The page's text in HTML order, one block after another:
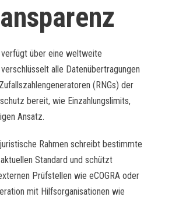
über eine weltweite
alle Datenübertragungen
(RNGs) der
bereit, wie Einzahlungslimits,
Ansatz.
Rahmen schreibt bestimmte
Standard und schützt
Prüfstellen wie eCOGRA oder
mit Hilfsorganisationen wie